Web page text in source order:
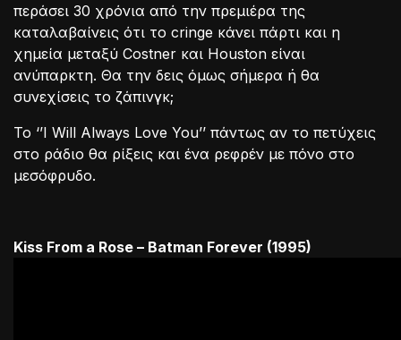
περάσει 30 χρόνια από την πρεμιέρα της
καταλαβαίνεις ότι το cringe κάνει πάρτι και η
χημεία μεταξύ Costner και Houston είναι
ανύπαρκτη. Θα την δεις όμως σήμερα ή θα
συνεχίσεις το ζάπινγκ;
Το ‘’I Will Always Love You’’ πάντως αν το πετύχεις
στο ράδιο θα ρίξεις και ένα ρεφρέν με πόνο στο
μεσόφρυδο.
Kiss From a Rose – Batman Forever (1995)